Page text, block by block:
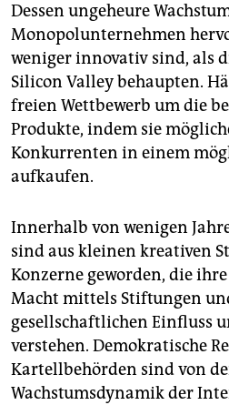
Dessen ungeheure
Monopolunternehmen
weniger innovativ sind, als
Silicon Valley behaupten.
freien Wettbewerb um die
Produkte, indem sie
Konkurrenten in einem
aufkaufen.
Innerhalb von wenigen
sind aus kleinen kreativen
Konzerne geworden, die
Macht mittels Stiftungen
gesellschaftlichen Einfluss
verstehen. Demokratische
Kartellbehörden sind von
Wachstumsdynamik der